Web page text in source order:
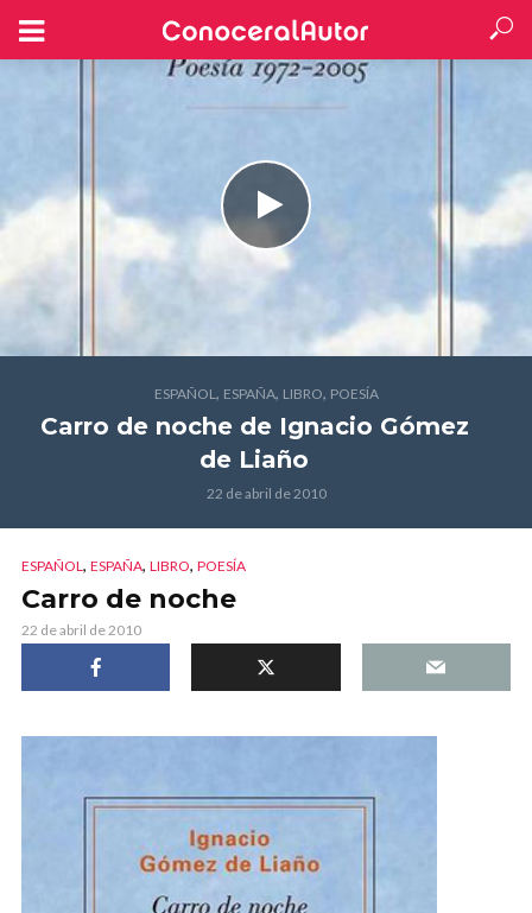
ESPAÑOL, ESPAÑA, LIBRO, POESÍA
Carro de nochede Ignacio Gómez
de Liaño
22 de abril de 2010
ESPAÑOL, ESPAÑA, LIBRO, POESÍA
Carro de noche
22 de abril de 2010